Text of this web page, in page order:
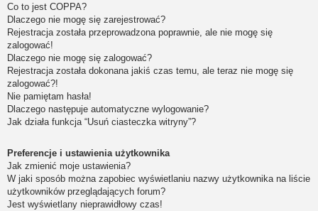
Co to jest COPPA?
Dlaczego nie mogę się zarejestrować?
Rejestracja została przeprowadzona poprawnie, ale nie mogę się
zalogować!
Dlaczego nie mogę się zalogować?
Rejestracja została dokonana jakiś czas temu, ale teraz nie mogę się
zalogować?!
Nie pamiętam hasła!
Dlaczego następuje automatyczne wylogowanie?
Jak działa funkcja “Usuń ciasteczka witryny”?
Preferencje i ustawienia użytkownika
Jak zmienić moje ustawienia?
W jaki sposób można zapobiec wyświetlaniu nazwy użytkownika na liście
użytkowników przeglądających forum?
Jest wyświetlany nieprawidłowy czas!